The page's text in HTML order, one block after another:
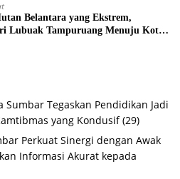
Belantara yang Ekstrem,
Lubuak Tampuruang Menuju Koto
Sumbar Tegaskan Pendidikan Jadi
yang Kondusif (29)
Perkuat Sinergi dengan Awak
Informasi Akurat kepada